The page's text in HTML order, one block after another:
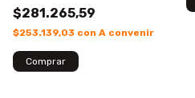
$281.265,59
$253.139,03 con A convenir